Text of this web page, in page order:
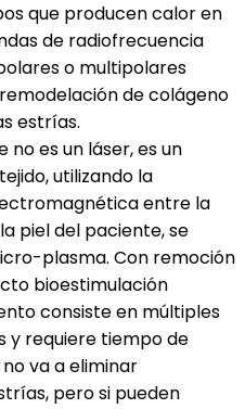
que producen calor en
de radiofrecuencia
o multipolares
de colágeno
estrías.
no es un láser, es un
utilizando la
entre la
piel del paciente, se
plasma. Con remoción
bioestimulación
consiste en múltiples
y requiere tiempo de
va a eliminar
pero si pueden